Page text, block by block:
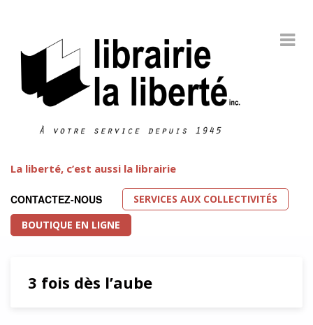
La liberté, c’est aussi la librairie
CONTACTEZ-NOUS
SERVICES AUX COLLECTIVITÉS
BOUTIQUE EN LIGNE
3 fois dès l’aube